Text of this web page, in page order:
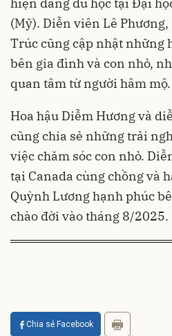
hiện đang du học tại Đại
(Mỹ). Diễn viên Lê
Trúc cũng cập nhật những
bên gia đình và con nhỏ,
quan tâm từ người hâm mộ.
Hoa hậu Diễm Hương và
cũng chia sẻ những trải
việc chăm sóc con nhỏ.
tại Canada cùng chồng và
Quỳnh Lương hạnh phúc
chào đời vào tháng 8/2025.
Chia sẻ Facebook